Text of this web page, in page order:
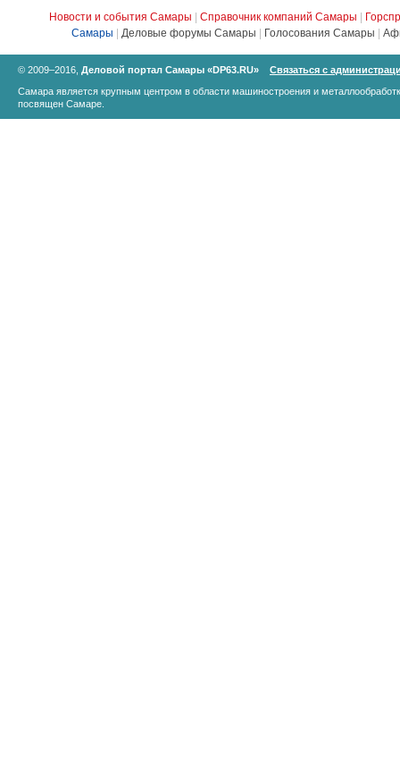
Новости и события Самары Справочник компаний Самары
Самары
Деловые форумы Самары Голосования Самары
© 2009–2016, Деловой портал Самары «DP63.RU»
Связаться с
Самара является крупным центром в области машиностроения и
посвящен Самаре.